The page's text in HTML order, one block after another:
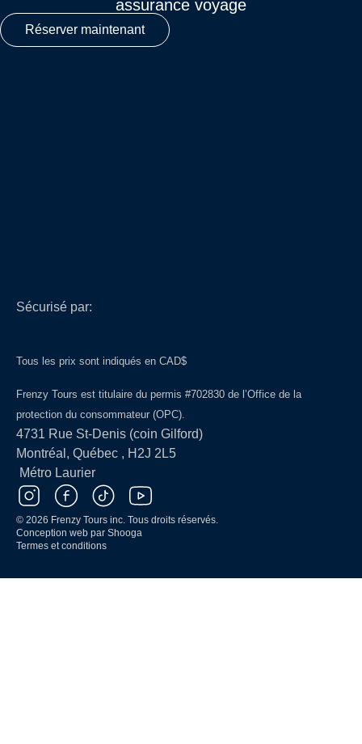
assurance voyage
Réserver maintenant
Sécurisé par:
Tous les prix sont indiqués en CAD$
Frenzy Tours est titulaire du permis #702830 de l’Office de la
protection du consommateur (OPC).
4731 Rue St-Denis (coin Gilford)
Montréal, Québec , H2J 2L5
Métro Laurier
© 2026 Frenzy Tours inc. Tous droits réservés.
Conception web par Shooga
Termes et conditions